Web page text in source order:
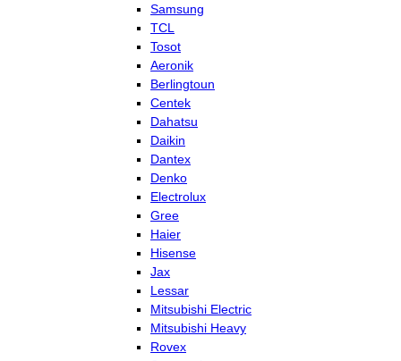
Samsung
TCL
Tosot
Aeronik
Berlingtoun
Centek
Dahatsu
Daikin
Dantex
Denko
Electrolux
Gree
Haier
Hisense
Jax
Lessar
Mitsubishi Electric
Mitsubishi Heavy
Rovex